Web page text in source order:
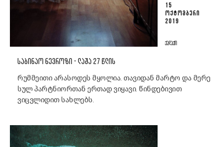
15
ᲝᲥᲢᲝᲛᲑᲔᲠᲘ
2019
ᲥᲐᲚᲐᲥᲘ
ᲡᲐᲑᲘᲜᲐᲝ ᲜᲔᲕᲠᲝᲖᲘ - ᲚᲐᲨᲐ 27 ᲬᲚᲘᲡ
რუმმეითი არასოდეს მყოლია. თავიდან მარტო და მერე
სულ პარტნიორთან ერთად ვიყავი. წინდებივით
ვიცვლიდით სახლებს.